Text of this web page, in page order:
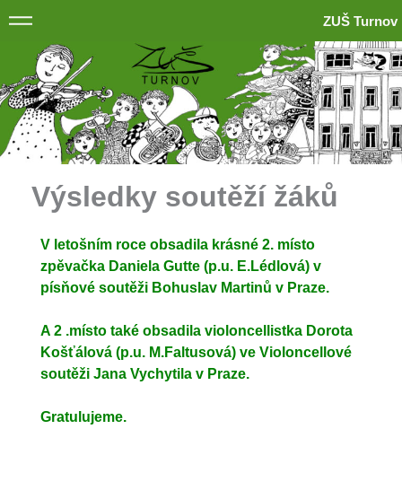
ZUŠ Turnov
Výsledky soutěží žáků
V letošním roce obsadila krásné 2. místo
zpěvačka Daniela Gutte (p.u. E.Lédlová) v
písňové soutěži Bohuslav Martinů v Praze.
A 2 .místo také obsadila violoncellistka Dorota
Košťálová (p.u. M.Faltusová) ve Violoncellové
soutěži Jana Vychytila v Praze.
Gratulujeme.